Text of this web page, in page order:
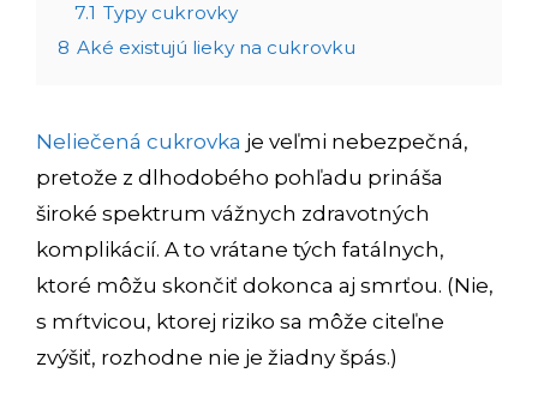
7.1 Typy cukrovky
8 Aké existujú lieky na cukrovku
Neliečená cukrovka je veľmi nebezpečná,
pretože z dlhodobého pohľadu prináša
široké spektrum vážnych zdravotných
komplikácií. A to vrátane tých fatálnych,
ktoré môžu skončiť dokonca aj smrťou. (Nie,
s mŕtvicou, ktorej riziko sa môže citeľne
zvýšiť, rozhodne nie je žiadny špás.)